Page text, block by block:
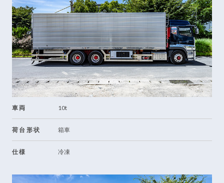
車両 10t
荷台形状 箱車
仕様 冷凍